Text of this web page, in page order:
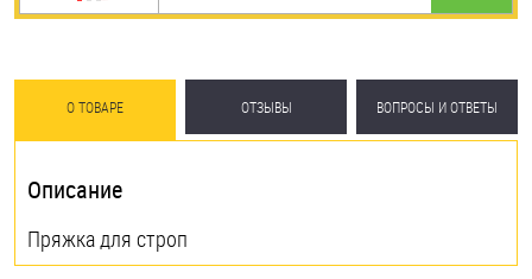
О ТОВАРЕ ОТЗЫВЫ ВОПРОСЫ И ОТВЕТЫ
Описание
Пряжка для строп